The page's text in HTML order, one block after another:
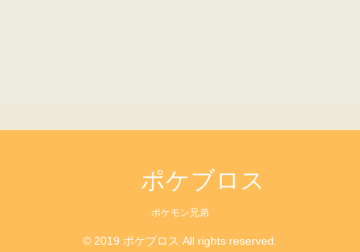
ポケブロス
ポケモン兄弟
© 2019 ポケブロス All rights reserved.